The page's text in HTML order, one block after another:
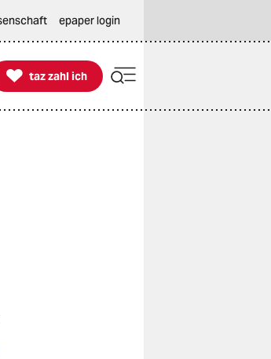
epaper login

taz zahl ich
taz zahl ich